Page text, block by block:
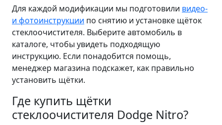
Для каждой модификации мы подготовили видео-
и фотоинструкции по снятию и установке щёток
стеклоочистителя. Выберите автомобиль в
каталоге, чтобы увидеть подходящую
инструкцию. Если понадобится помощь,
менеджер магазина подскажет, как правильно
установить щётки.
Где купить щётки
стеклоочистителя Dodge Nitro?